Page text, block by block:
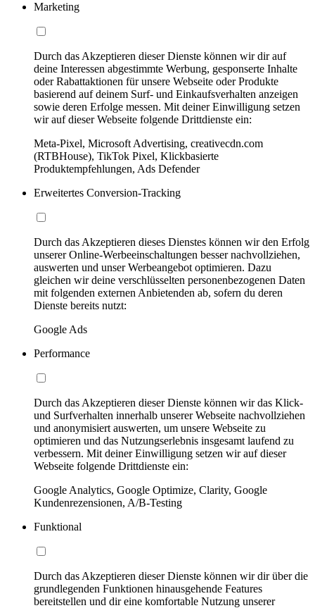
Marketing
Durch das Akzeptieren dieser Dienste können wir dir auf
deine Interessen abgestimmte Werbung, gesponserte Inhalte
oder Rabattaktionen für unsere Webseite oder Produkte
basierend auf deinem Surf- und Einkaufsverhalten anzeigen
sowie deren Erfolge messen. Mit deiner Einwilligung setzen
wir auf dieser Webseite folgende Drittdienste ein:
Meta-Pixel, Microsoft Advertising, creativecdn.com
(RTBHouse), TikTok Pixel, Klickbasierte
Produktempfehlungen, Ads Defender
Erweitertes Conversion-Tracking
Durch das Akzeptieren dieses Dienstes können wir den Erfolg
unserer Online-Werbeeinschaltungen besser nachvollziehen,
auswerten und unser Werbeangebot optimieren. Dazu
gleichen wir deine verschlüsselten personenbezogenen Daten
mit folgenden externen Anbietenden ab, sofern du deren
Dienste bereits nutzt:
Google Ads
Performance
Durch das Akzeptieren dieser Dienste können wir das Klick-
und Surfverhalten innerhalb unserer Webseite nachvollziehen
und anonymisiert auswerten, um unsere Webseite zu
optimieren und das Nutzungserlebnis insgesamt laufend zu
verbessern. Mit deiner Einwilligung setzen wir auf dieser
Webseite folgende Drittdienste ein:
Google Analytics, Google Optimize, Clarity, Google
Kundenrezensionen, A/B-Testing
Funktional
Durch das Akzeptieren dieser Dienste können wir dir über die
grundlegenden Funktionen hinausgehende Features
bereitstellen und dir eine komfortable Nutzung unserer